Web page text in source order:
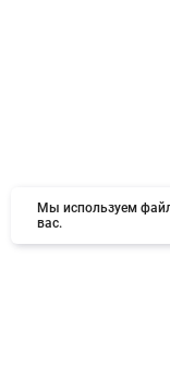
Мы используем
вас.